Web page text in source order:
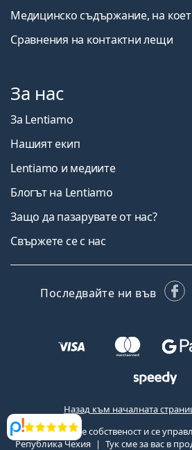
Прегледи
Медицинско съдържание, на
Сравнения на контактни лещи
За нас
За Lentiamo
Нашият екип
Lentiamo и медиите
Блогът на Lentiamo
Защо да пазарувате от нас?
Свържете се с нас
Последвайте ни във
Назад към началната
Lentiamo.bg е собственост и се
Република Чехия
Тук сме за вас в